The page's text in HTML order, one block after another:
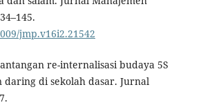
jmp.v16i2.21542
re-internalisasi budaya 5S
daring di sekolah dasar. Jurnal